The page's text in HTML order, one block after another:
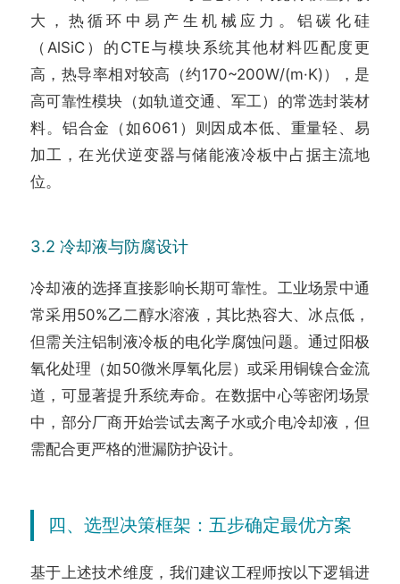
大，热循环中易产生机械应力。铝碳化硅
（AlSiC）的CTE与模块系统其他材料匹配度更
高，热导率相对较高（约170~200W/(m·K)），是
高可靠性模块（如轨道交通、军工）的常选封装材
料。铝合金（如6061）则因成本低、重量轻、易
加工，在光伏逆变器与储能液冷板中占据主流地
位。
3.2 冷却液与防腐设计
冷却液的选择直接影响长期可靠性。工业场景中通
常采用50%乙二醇水溶液，其比热容大、冰点低，
但需关注铝制液冷板的电化学腐蚀问题。通过阳极
氧化处理（如50微米厚氧化层）或采用铜镍合金流
道，可显著提升系统寿命。在数据中心等密闭场景
中，部分厂商开始尝试去离子水或介电冷却液，但
需配合更严格的泄漏防护设计。
四、选型决策框架：五步确定最优方案
基于上述技术维度，我们建议工程师按以下逻辑进